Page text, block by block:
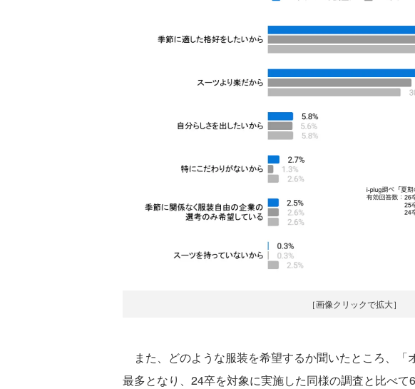
［画像クリックで拡大］
また、どのような服装を希望するか聞いたところ、「
最多となり、24卒を対象に実施した同様の調査と比べて